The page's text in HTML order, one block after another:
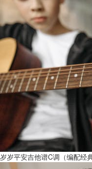
岁岁平安吉他谱C调（编配经